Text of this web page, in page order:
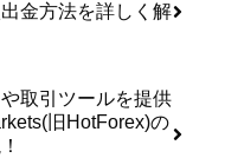
金方法を詳しく解
取引ツールを提供
旧HotForex)の